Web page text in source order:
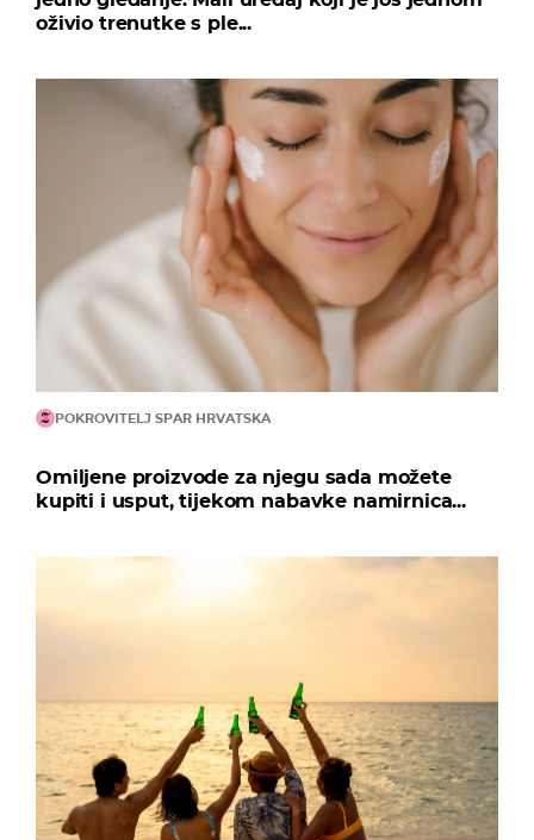
oživio trenutke s ple...
POKROVITELJ SPAR HRVATSKA
Omiljene proizvode za njegu sada možete
kupiti i usput, tijekom nabavke namirnica...